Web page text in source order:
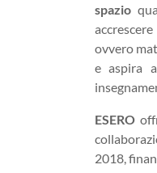
spazio
ovvero
e aspira
ESERO
2018,